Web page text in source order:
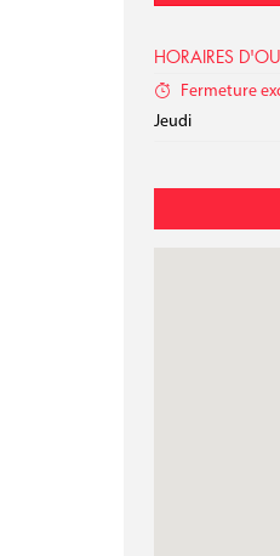
HORAIRES
Fermeture
Lundi
Mardi
Mercredi
Jeudi